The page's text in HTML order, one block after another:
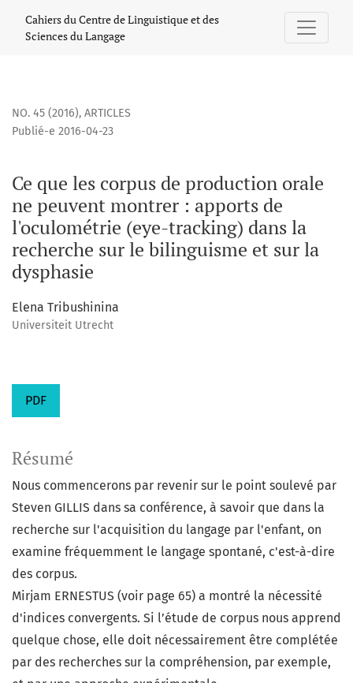
Ce que les corpus de production orale ne peuvent
Cahiers du Centre de Linguistique et des
Sciences du Langage
NO. 45 (2016), ARTICLES
Ce que les corpus de production orale
ne peuvent montrer : apports de
l'oculométrie (eye-tracking) dans la
recherche sur le bilinguisme et sur la
dysphasie
Publié-e 2016-04-23
Elena Tribushinina
Universiteit Utrecht
PDF
Résumé
Nous commencerons par revenir sur le point soulevé par
Steven GILLIS dans sa conférence, à savoir que dans la
recherche sur l'acquisition du langage par l'enfant, on
examine fréquemment le langage spontané, c'est-à-dire
des corpus.
Mirjam ERNESTUS (voir page 65) a montré la nécessité
d'indices convergents. Si l’étude de corpus nous apprend
quelque chose, elle doit nécessairement être complétée
par des recherches sur la compréhension, par exemple,